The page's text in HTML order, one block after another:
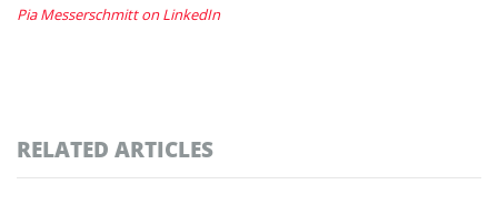
Pia Messerschmitt on LinkedIn
RELATED ARTICLES